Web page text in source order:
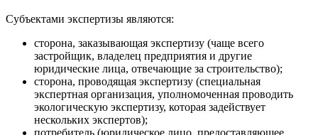
Субъектами экспертизы являются:
сторона, заказывающая экспертизу (чаще всего
застройщик, владелец предприятия и другие
юридические лица, отвечающие за строительство);
сторона, проводящая экспертизу (специальная
экспертная организация, уполномоченная проводить
экологическую экспертизу, которая задействует
нескольких экспертов);